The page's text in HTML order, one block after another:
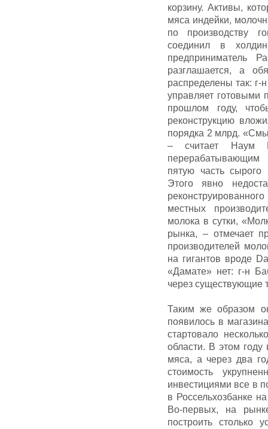
корзину. Активы,
мяса индейки,
по производству
соединил в
предприниматель
разглашается, а
распределены так: г-
управляет готовыми
прошлом году,
реконструкцию
порядка 2 млрд.
– считает Наум
перерабатывающим
пятую часть сырого
Этого явно
местных
молока в сутки,
рынка, – отмечает
производителей
на гигантов вроде
«Дамате» нет: г-н
через существующие
Таким же образом
появилось в
стартовало
области. В этом году
мяса, а через два
стоимость
инвестициями все в
в Россельхозбанке
Во-первых, на
построить столько